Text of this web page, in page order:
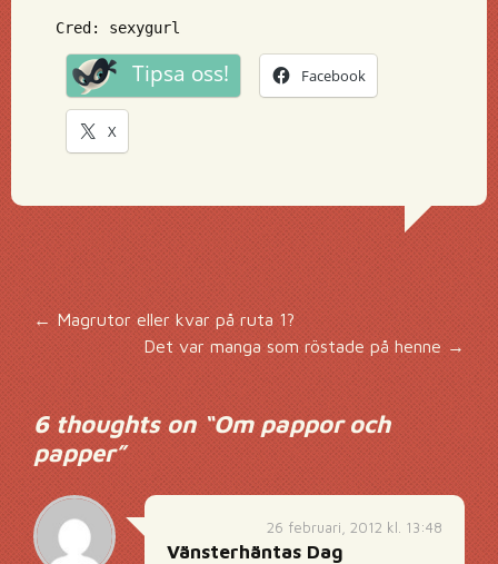
Cred: sexygurl
Tipsa oss! Facebook
X
Inläggsnavigering
← Magrutor eller kvar på ruta 1?
Det var manga som röstade på henne →
6 thoughts on “Om pappor och
papper”
26 februari, 2012 kl. 13:48
Vänsterhäntas Dag